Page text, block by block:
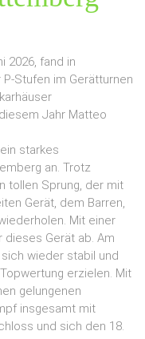
2026, fand in
im Gerätturnen
Jahr Matteo
starkes
an. Trotz
tollen Sprung, der mit
Gerät, dem Barren,
Mit einer
dieses Gerät ab. Am
wieder stabil und
erzielen. Mit
gelungenen
insgesamt mit
und sich den 18.